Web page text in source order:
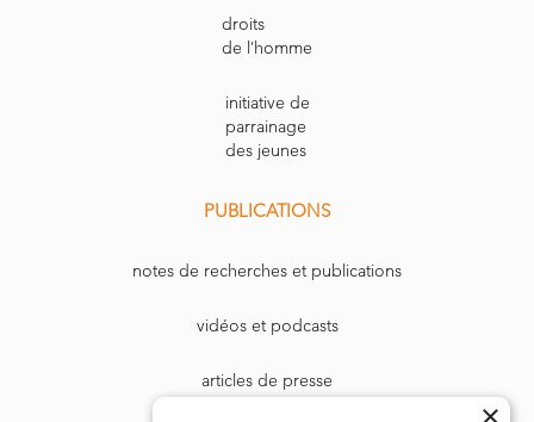
droits
de l’homme
initiative de
parrainage
des jeunes
PUBLICATIONS
notes de recherches et publications
vidéos et podcasts
articles de presse